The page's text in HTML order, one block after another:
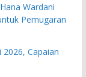
Wardani
Pemugaran
Capaian